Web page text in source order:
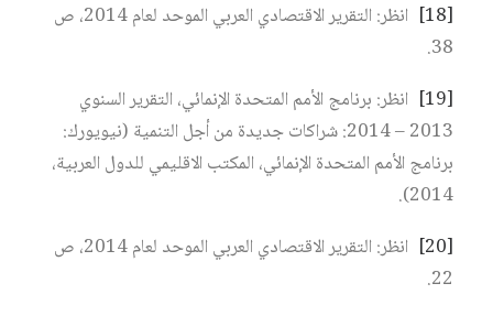
[18]
انظر: التقرير الاقتصادي العربي الموحد لعام 2014، ص
38.
[19]
انظر: برنامج الأمم المتحدة الإنمائي، التقرير السنوي
2013 – 2014: شراكات جديدة من أجل التنمية (نيويورك:
برنامج الأمم المتحدة الإنمائي، المكتب الاقليمي للدول العربية،
2014).
[20]
انظر: التقرير الاقتصادي العربي الموحد لعام 2014، ص
22.